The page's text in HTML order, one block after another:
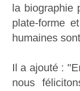
la biographie
plate-forme
humaines
Il a ajouté :
nous